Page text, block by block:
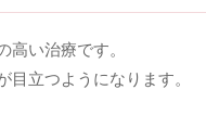
い治療です。
立つようになります。